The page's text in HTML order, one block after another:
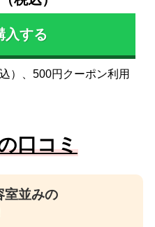
入する
）、500円クーポン利用
口コミ
室並みの